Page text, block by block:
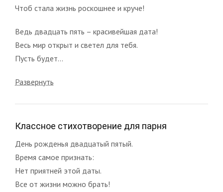
Чтоб стала жизнь роскошнее и круче!
Ведь двадцать пять – красивейшая дата!
Весь мир открыт и светел для тебя.
Пусть будет...
Развернуть
Классное стихотворение для парня
День рожденья двадцатый пятый.
Время самое признать:
Нет приятней этой даты.
Все от жизни можно брать!